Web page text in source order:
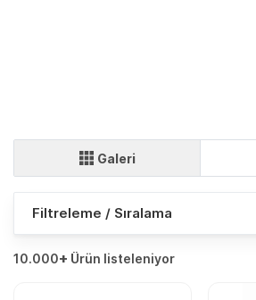
Galeri
Filtreleme / Sıralama
10.000+ Ürün listeleniyor